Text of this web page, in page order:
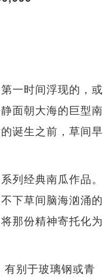
一时间浮现的，或
面朝大海的巨型南
诞生之前，草间早
列经典南瓜作品。
下草间脑海汹涌的
那份精神寄托化为
别于玻璃钢或青